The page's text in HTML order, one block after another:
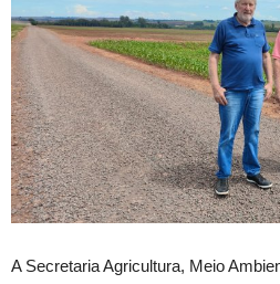
A Secretaria Agricultura, Meio